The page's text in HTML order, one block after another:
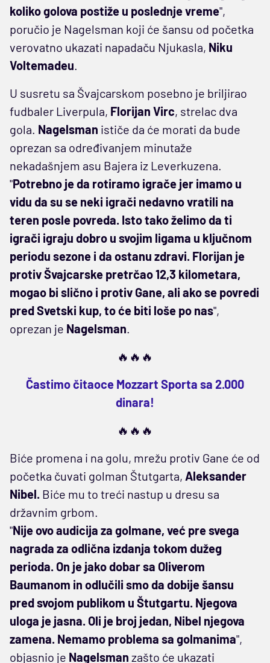
koliko golova postiže u poslednje vreme",
poručio je Nagelsman koji će šansu od početka
verovatno ukazati napadaču Njukasla, Niku
Voltemadeu.
U susretu sa Švajcarskom posebno je briljirao
fudbaler Liverpula, Florijan Virc, strelac dva
gola. Nagelsman ističe da će morati da bude
oprezan sa određivanjem minutaže
nekadašnjem asu Bajera iz Leverkuzena.
"Potrebno je da rotiramo igrače jer imamo u
vidu da su se neki igrači nedavno vratili na
teren posle povreda. Isto tako želimo da ti
igrači igraju dobro u svojim ligama u ključnom
periodu sezone i da ostanu zdravi. Florijan je
protiv Švajcarske pretrčao 12,3 kilometara,
mogao bi slično i protiv Gane, ali ako se povredi
pred Svetski kup, to će biti loše po nas",
oprezan je Nagelsman.
🔥🔥🔥
Častimo čitaoce Mozzart Sporta sa 2.000
dinara!
🔥🔥🔥
Biće promena i na golu, mrežu protiv Gane će od
početka čuvati golman Štutgarta, Aleksander
Nibel. Biće mu to treći nastup u dresu sa
državnim grbom.
"Nije ovo audicija za golmane, već pre svega
nagrada za odlična izdanja tokom dužeg
perioda. On je jako dobar sa Oliverom
Baumanom in odlučili smo da dobije šansu
pred svojom publikom u Štutgartu. Njegova
uloga je jasna. Oli je broj jedan, Nibel njegova
zamena. Nemamo problema sa golmanima",
objasnio je Nagelsman zašto će ukazati